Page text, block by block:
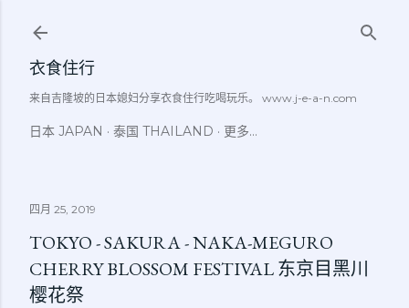
衣食住行
来自吉隆坡的日本媳妇分享衣食住行吃喝玩乐。 www.j-e-a-n.com
日本 JAPAN 泰国 THAILAND 更多…
四月 25, 2019
TOKYO - SAKURA - NAKA-MEGURO
CHERRY BLOSSOM FESTIVAL 东京目黑川
樱花祭